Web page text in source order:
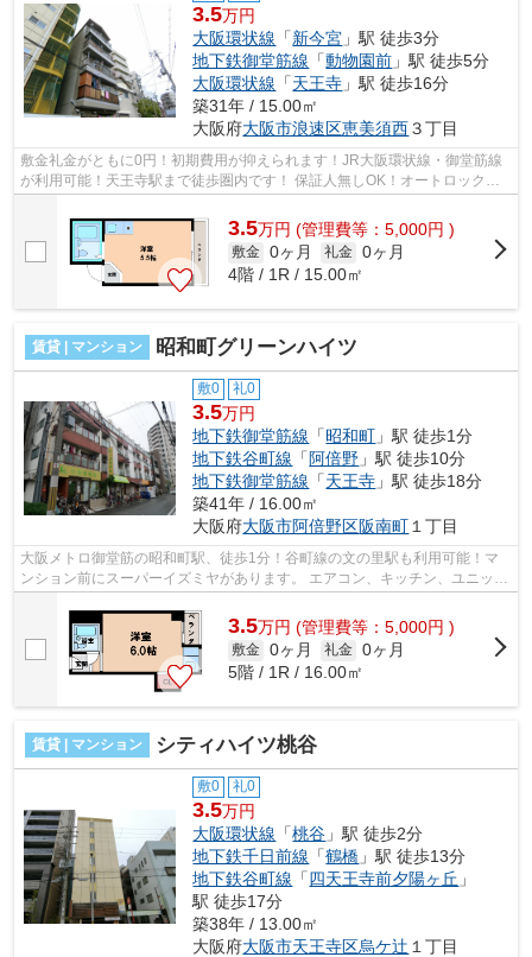
3.5万円
大阪環状線 「新今宮 」駅 徒歩3分
地下鉄御堂筋線 「動物園前 」駅 徒歩5分
大阪環状線 「天王寺 」駅 徒歩16分
築31年 / 15.00㎡
大阪府大阪市浪速区恵美須西３丁目
敷金礼金がともに0円！初期費用が抑えられます！JR大阪環状線・御堂筋線
が利用可能！天王寺駅まで徒歩圏内です！ 保証人無しOK！オートロック・
3.5万円 (管理費等：5,000円 )
敷金 0ヶ月 礼金 0ヶ月
4階 / 1R / 15.00㎡
賃貸 | マンション 昭和町グリーンハイツ
敷0 礼0
3.5万円
地下鉄御堂筋線 「昭和町 」駅 徒歩1分
地下鉄谷町線 「 阿倍野 」駅 徒歩10分
地下鉄御堂筋線 「天王寺 」駅 徒歩18分
築41年 / 16.00㎡
大阪府大阪市阿倍野区阪南町 １丁目
大阪メトロ御堂筋の昭和町駅、徒歩1分！谷町線の文の里駅も利用可能！マ
ンション前にスーパーイズミヤがあります。 エアコン、キッチン、ユニット
バス、クローゼットなどの設備もあり...
3.5万円 (管理費等：5,000円 )
敷金 0ヶ月 礼金 0ヶ月
5階 / 1R / 16.00㎡
賃貸 | マンション シティハイツ桃谷
敷0 礼0
3.5万円
大阪環状線 「桃谷 」駅 徒歩2分
地下鉄千日前線 「鶴橋 」駅 徒歩13分
地下鉄谷町線 「四天王寺前夕陽ヶ丘 」
駅 徒歩17分
築38年 / 13.00㎡
大阪府大阪市天王寺区烏ケ辻 １丁目